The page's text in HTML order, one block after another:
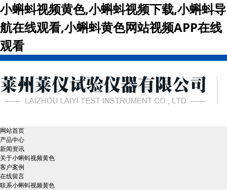
小蝌蚪视频黄色,小蝌蚪视频下载,小蝌蚪导
航在线观看,小蝌蚪黄色网站视频APP在线
观看
网站首页
产品中心
新闻资讯
关于小蝌蚪视频黄色
客户案例
在线留言
联系小蝌蚪视频黄色